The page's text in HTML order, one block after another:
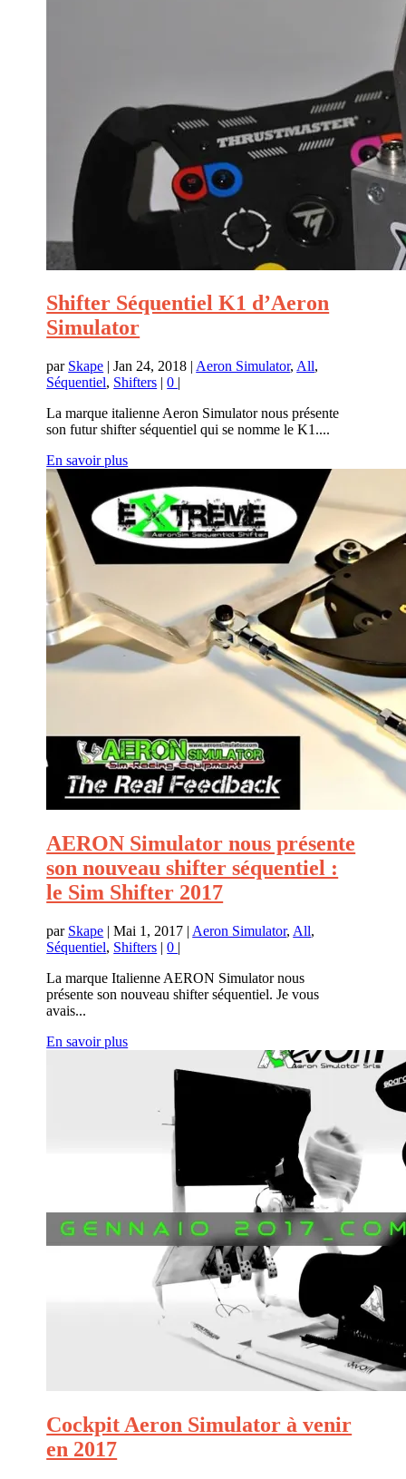
Shifter Séquentiel K1 d’Aeron
Simulator
par Skape |Jan 24, 2018 | Aeron Simulator, All,
Séquentiel, Shifters |0 |
La marque italienne Aeron Simulator nous présente
son futur shifter séquentiel qui se nomme le K1....
En savoir plus
AERON Simulator nous présente
son nouveau shifter séquentiel :
le Sim Shifter 2017
par Skape |Mai 1, 2017 | Aeron Simulator, All,
Séquentiel, Shifters |0 |
La marque Italienne AERON Simulator nous
présente son nouveau shifter séquentiel. Je vous
avais...
En savoir plus
Cockpit Aeron Simulator à venir
en 2017